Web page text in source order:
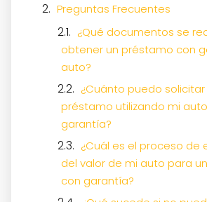
Preguntas Frecuentes
¿Qué documentos se
obtener un préstamo con
auto?
¿Cuánto puedo solicitar
préstamo utilizando mi
garantía?
¿Cuál es el proceso de
del valor de mi auto para
con garantía?